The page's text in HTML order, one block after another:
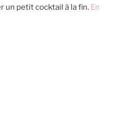
un petit cocktail à la fin. En